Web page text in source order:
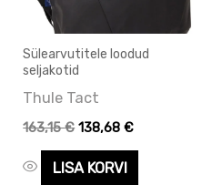
Sülearvutitele loodud
seljakotid
Thule Tact
163,15€ 138,68€
LISA KORVI